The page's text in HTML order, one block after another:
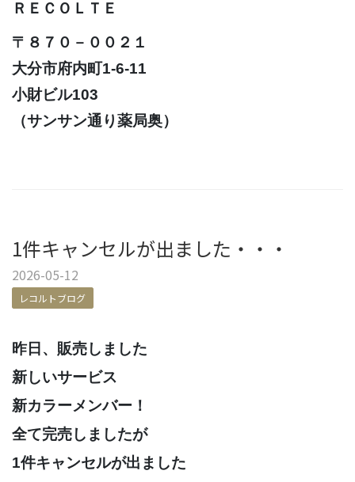
ＲＥＣＯＬＴＥ
〒８７０－００２１
大分市府内町1-6-11
小財ビル103
（サンサン通り薬局奥）
1件キャンセルが出ました・・・
2026-05-12
レコルトブログ
昨日、販売しました
新しいサービス
新カラーメンバー！
全て完売しましたが
1件キャンセルが出ました